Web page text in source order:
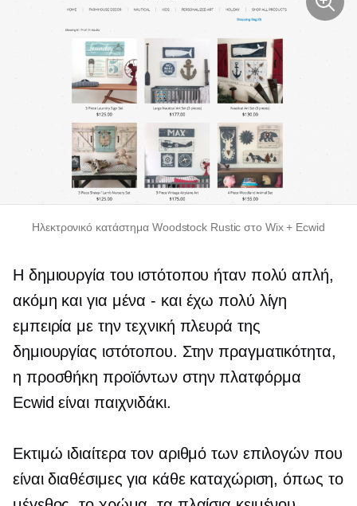
Ηλεκτρονικό κατάστημα Woodstock Rustic στο Wix + Ecwid
Η δημιουργία του ιστότοπου ήταν πολύ απλή,
ακόμη και για μένα- και έχω πολύ λίγη
εμπειρία με την τεχνική πλευρά της
δημιουργίας ιστότοπου. Στην πραγματικότητα,
η προσθήκη προϊόντων στην πλατφόρμα
Ecwid είναι παιχνιδάκι.
Εκτιμώ ιδιαίτερα τον αριθμό των επιλογών που
είναι διαθέσιμες για κάθε καταχώριση, όπως το